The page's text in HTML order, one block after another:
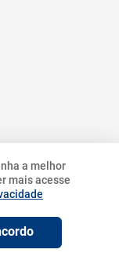
a melhor
mais acesse
17,90
e
| Pet.Bandeirantes
- Rio de Janeiro - RJ.